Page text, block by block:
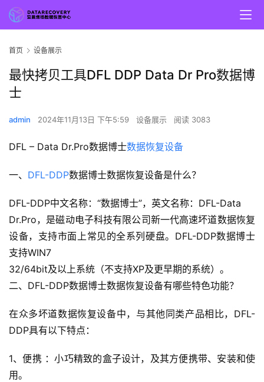
首页 设备展示
最快拷贝工具DFL DDP Data Dr Pro数据博
士
admin 2024年11月13日 下午5:59 设备展示 阅读 3083
DFL – Data Dr.Pro数据博士数据恢复设备
一、 DFL-DDP数据博士数据恢复设备是什么？
DFL-DDP中文名称：“数据博士”，英文名称：DFL-Data
Dr.Pro，是磁动电子科技有限公司新一代高速坏道数据恢复
设备，支持市面上常见的全系列硬盘。DFL-DDP数据博士
支持WIN7
32/64bit及以上系统（不支持XP及更早期的系统）。
二、DFL-DDP数据博士数据恢复设备有哪些特色功能？
在众多坏道数据恢复设备中，与其他同类产品相比，DFL-
DDP具有以下特点：
1、便携 ：小巧精致的盒子设计，及其方便携带、安装和使
用。